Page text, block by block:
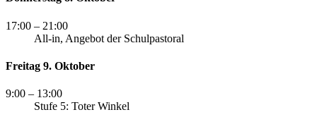
17:00 – 21:00
All-in, Angebot der Schulpastoral
Freitag 9. Oktober
9:00 – 13:00
Stufe 5: Toter Winkel